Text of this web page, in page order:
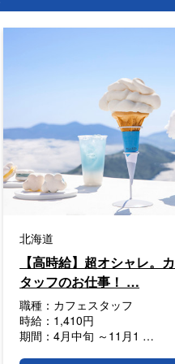
北海道
【高時給】超オシャレ。
タッフのお仕事！ …
職種： カフェスタッフ
時給： 1,410円
期間：4月中旬 ～11月1 …